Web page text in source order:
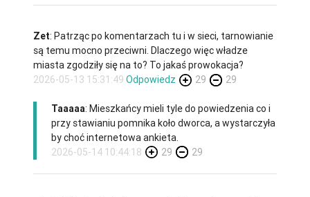
Zet: Patrząc po komentarzach tu i w sieci, tarnowianie
są temu mocno przeciwni. Dlaczego więc władze
miasta zgodziły się na to? To jakaś prowokacja?
2026-05-13 15:31:49 Odpowiedz 29 29
Taaaaa: Mieszkańcy mieli tyle do powiedzenia co i
przy stawianiu pomnika koło dworca, a wystarczyła
by choć internetowa ankieta.
2026-05-14 10:44:18
29 29